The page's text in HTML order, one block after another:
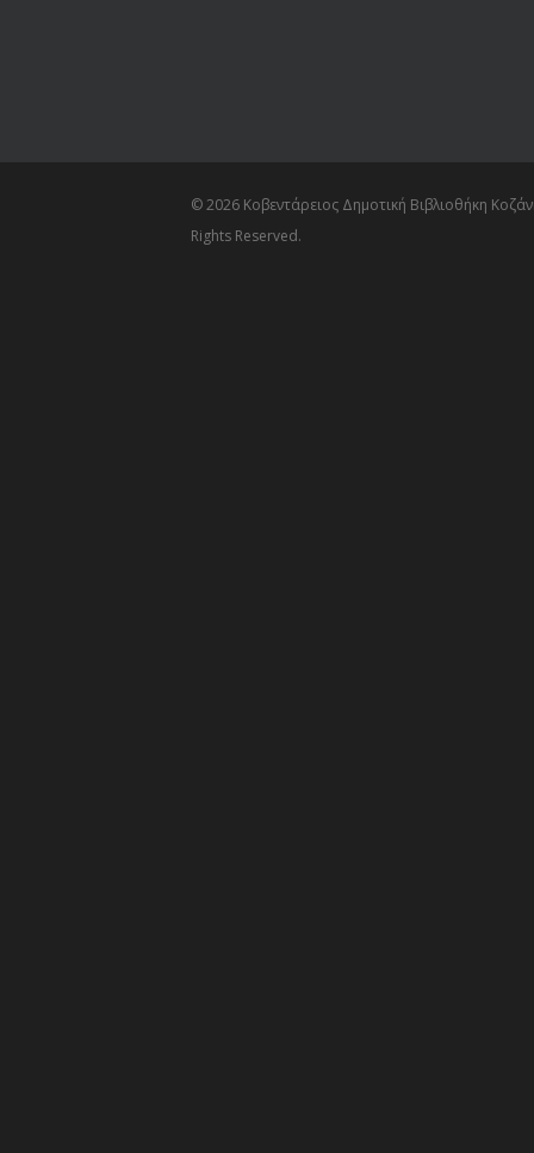
© 2026 Κοβεντάρειος Δημοτική Βιβλιοθήκη
Rights Reserved.